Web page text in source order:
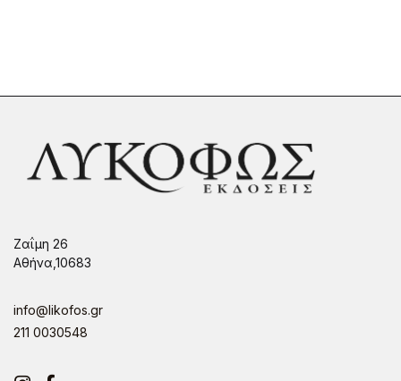
Ζαΐμη 26
Αθήνα,10683
info@likofos.gr
211 0030548